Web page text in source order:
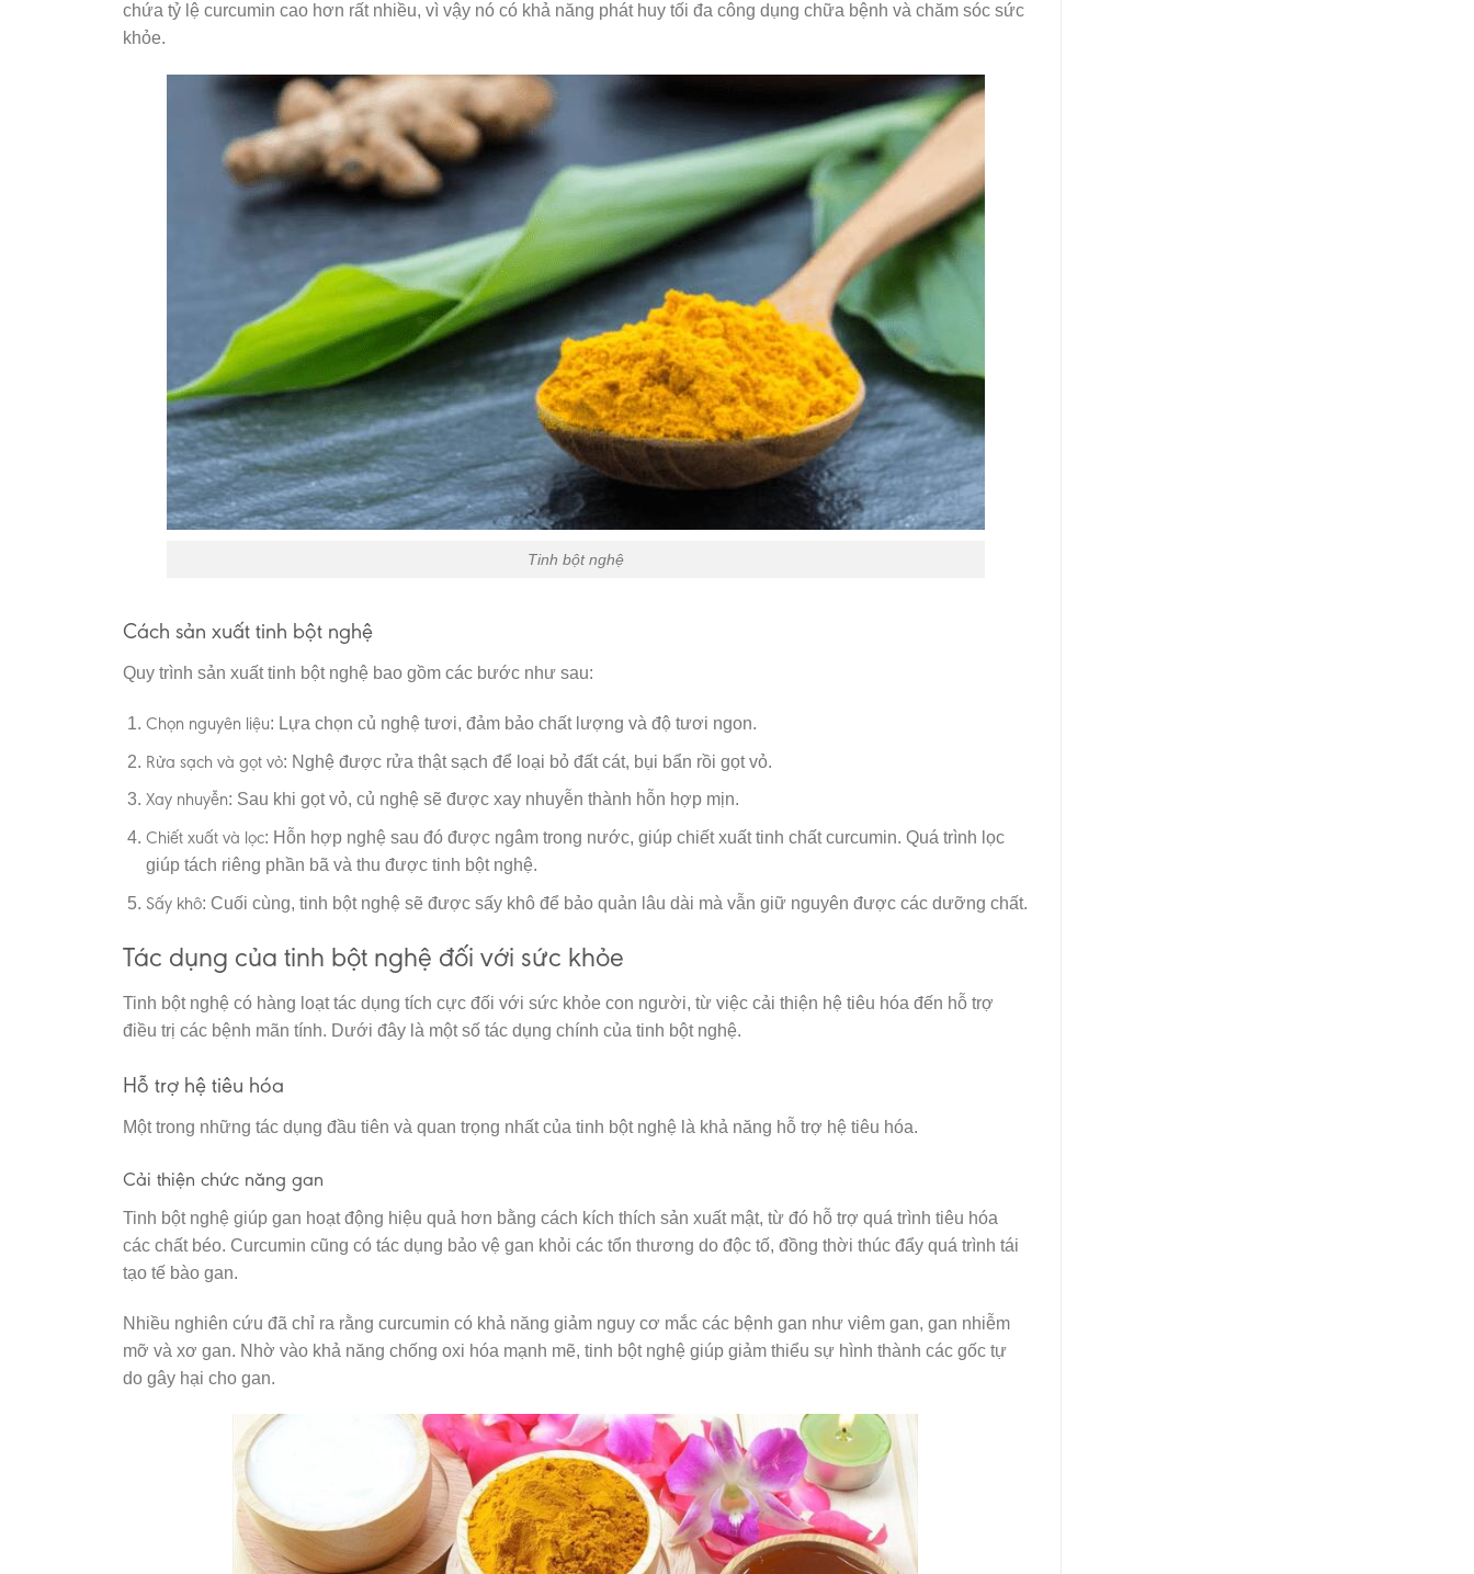
chứa tỷ lệ curcumin cao hơn rất nhiều, vì vậy nó có khả năng phát huy tối đa công dụng chữa bệnh và chăm sóc sức
khỏe.
Tinh bột nghệ
Cách sản xuất tinh bột nghệ
Quy trình sản xuất tinh bột nghệ bao gồm các bước như sau:
Chọn nguyên liệu: Lựa chọn củ nghệ tươi, đảm bảo chất lượng và độ tươi ngon.
Rửa sạch và gọt vỏ: Nghệ được rửa thật sạch để loại bỏ đất cát, bụi bẩn rồi gọt vỏ.
Xay nhuyễn: Sau khi gọt vỏ, củ nghệ sẽ được xay nhuyễn thành hỗn hợp mịn.
Chiết xuất và lọc: Hỗn hợp nghệ sau đó được ngâm trong nước, giúp chiết xuất tinh chất curcumin. Quá trình lọc
giúp tách riêng phần bã và thu được tinh bột nghệ.
Sấy khô: Cuối cùng, tinh bột nghệ sẽ được sấy khô để bảo quản lâu dài mà vẫn giữ nguyên được các dưỡng chất.
Tác dụng của tinh bột nghệ đối với sức khỏe
Tinh bột nghệ có hàng loạt tác dụng tích cực đối với sức khỏe con người, từ việc cải thiện hệ tiêu hóa đến hỗ trợ
điều trị các bệnh mãn tính. Dưới đây là một số tác dụng chính của tinh bột nghệ.
Hỗ trợ hệ tiêu hóa
Một trong những tác dụng đầu tiên và quan trọng nhất của tinh bột nghệ là khả năng hỗ trợ hệ tiêu hóa.
Cải thiện chức năng gan
Tinh bột nghệ giúp gan hoạt động hiệu quả hơn bằng cách kích thích sản xuất mật, từ đó hỗ trợ quá trình tiêu hóa
các chất béo. Curcumin cũng có tác dụng bảo vệ gan khỏi các tổn thương do độc tố, đồng thời thúc đẩy quá trình tái
tạo tế bào gan.
Nhiều nghiên cứu đã chỉ ra rằng curcumin có khả năng giảm nguy cơ mắc các bệnh gan như viêm gan, gan nhiễm
mỡ và xơ gan. Nhờ vào khả năng chống oxi hóa mạnh mẽ, tinh bột nghệ giúp giảm thiểu sự hình thành các gốc tự
do gây hại cho gan.